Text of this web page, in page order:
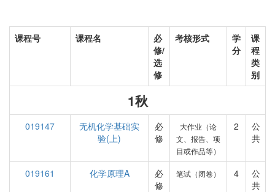
课程号 课程名
必
修/
选
修
考核形式
学
分
课
程
类
别
1秋
019147
无机化学基础实
验(上)
必
修
大作业（论
文、报告、项
目或作品等）
2
公
共
019161 化学原理A
必
修
笔试（闭卷） 4
公
共